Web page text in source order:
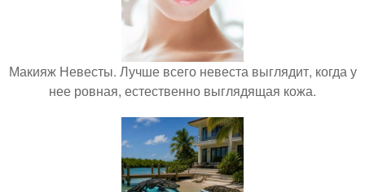
Макияж Невесты. Лучше всего невеста выглядит, когда у
нее ровная, естественно выглядящая кожа.